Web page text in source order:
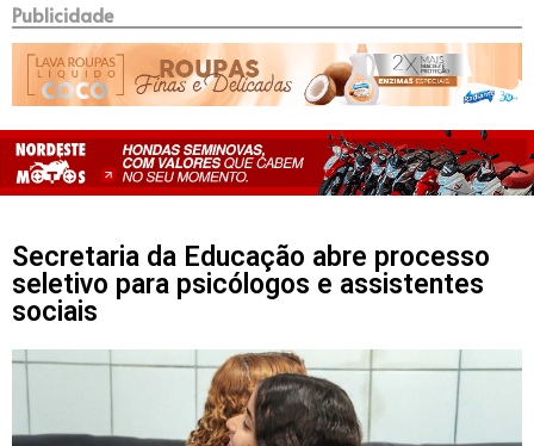
Publicidade
Secretaria da Educação abre processo
seletivo para psicólogos e assistentes
sociais